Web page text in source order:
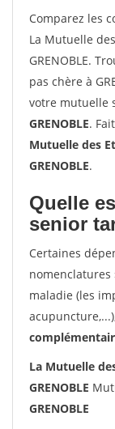
Comparez les
La Mutuelle
GRENOBLE.
pas chère à
votre mutuelle
GRENOBLE.
Mutuelle des
GRENOBLE.
Quelle
senior
Certaines
nomenclatures
maladie (les
La Mutuelle
GRENOBLE
GRENOBLE